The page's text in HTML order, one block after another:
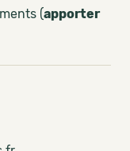
(apporter